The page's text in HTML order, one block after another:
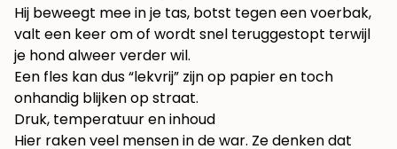
Hij beweegt mee in je tas, botst tegen een voerbak,
valt een keer om of wordt snel teruggestopt terwijl
je hond alweer verder wil.
Een fles kan dus “lekvrij” zijn op papier en toch
onhandig blijken op straat.
Druk, temperatuur en inhoud
Hier raken veel mensen in de war. Ze denken dat